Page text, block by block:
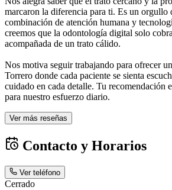
marcaron la diferencia para ti. Es un orgullo
combinación de atención humana y
creemos que la odontología digital solo
acompañada de un trato cálido.
Nos motiva seguir trabajando para ofrecer
Torrero donde cada paciente se sienta
cuidado en cada detalle. Tu recomendación
para nuestro esfuerzo diario.
Ver más reseñas
Contacto y Horarios
Ver teléfono
Cerrado